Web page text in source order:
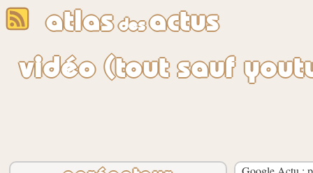
atlasdesactus
vidéo (tout sauf